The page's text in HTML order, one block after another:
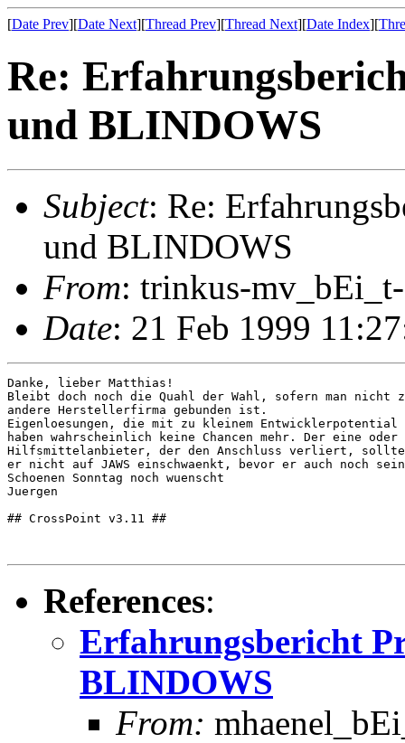
[Date Prev][Date Next][Thread Prev][Thread Next][Date Index][
Re:
und BLINDOWS
Subject: Re:
und BLINDOWS
From: trinkus-
Date: 21 Feb 1999
Danke, lieber Matthias!
Bleibt doch noch die Quahl der Wahl, sofern man
andere Herstellerfirma gebunden ist.
Eigenloesungen, die mit zu kleinem
haben wahrscheinlich keine Chancen mehr. Der eine
Hilfsmittelanbieter, der den Anschluss verliert,
er nicht auf JAWS einschwaenkt, bevor er auch noch
Schoenen Sonntag noch wuenscht
Juergen
## CrossPoint v3.11 ##
References:
Erfahrungsbericht
BLINDOWS
From: